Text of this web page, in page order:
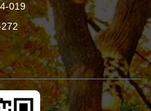
019